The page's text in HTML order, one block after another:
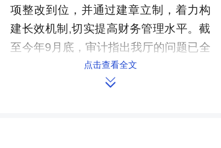
项整改到位，并通过建章立制，着力构
建长效机制,切实提高财务管理水平。截
至今年9月底，审计指出我厅的问题已全
一、关于部门预算编制不细化的整
点击查看全文
